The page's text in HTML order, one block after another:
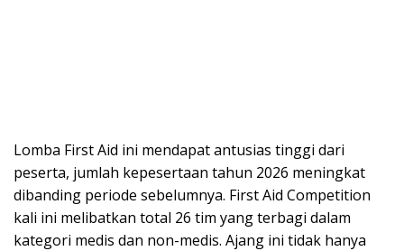
Lomba First Aid ini mendapat antusias tinggi dari
peserta, jumlah kepesertaan tahun 2026 meningkat
dibanding periode sebelumnya. First Aid Competition
kali ini melibatkan total 26 tim yang terbagi dalam
kategori medis dan non-medis. Ajang ini tidak hanya